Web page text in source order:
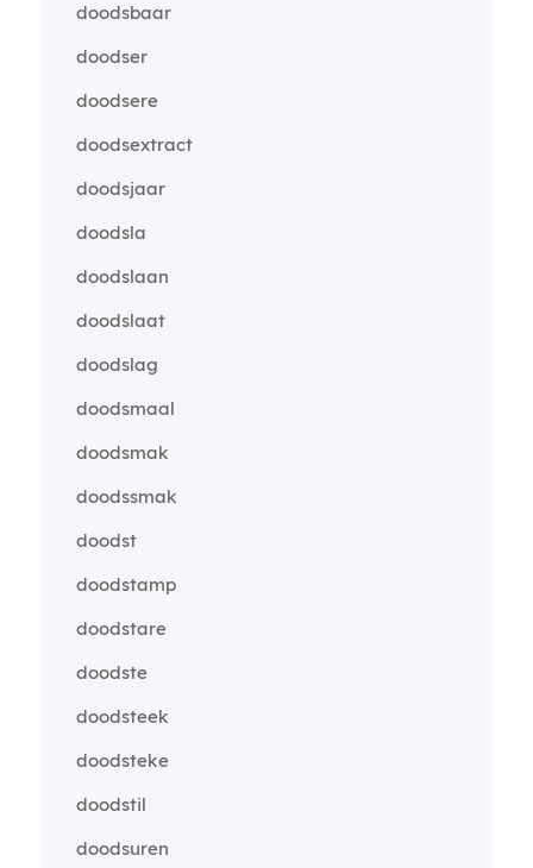
doodsbaar
doodser
doodsere
doodsextract
doodsjaar
doodsla
doodslaan
doodslaat
doodslag
doodsmaal
doodsmak
doodssmak
doodst
doodstamp
doodstare
doodste
doodsteek
doodsteke
doodstil
doodsuren